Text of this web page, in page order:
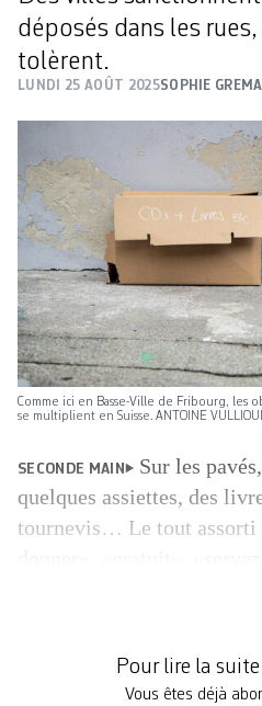
déposés dans les rues,
tolèrent.
LUNDI 25 AOÛT 2025SOPHIE
Comme ici en Basse-Ville de Fribourg, les
se multiplient en Suisse. ANTOINE
SECONDE MAIN
Sur les
quelques assiettes, des
tournevis… Le tout assorti
invitant les passants à se
Pour lire la
Vous êtes déjà